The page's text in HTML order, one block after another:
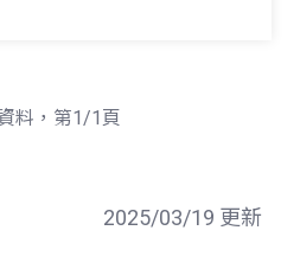
料，第1/1頁
2025/03/19 更新